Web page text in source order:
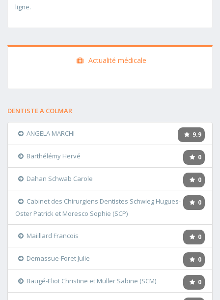
ligne.
Actualité médicale
DENTISTE A COLMAR
9.9
ANGELA MARCHI
0
Barthélémy Hervé
0
Dahan Schwab Carole
0
Cabinet des Chirurgiens Dentistes Schwieg Hugues-
Oster Patrick et Moresco Sophie (SCP)
0
Maiillard Francois
0
Demassue-Foret Julie
0
Baugé-Eliot Christine et Muller Sabine (SCM)